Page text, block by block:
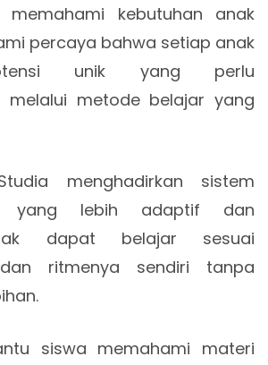
memahami kebutuhan anak
percaya bahwa setiap anak
unik yang perlu
melalui metode belajar yang
menghadirkan sistem
yang lebih adaptif dan
dapat belajar sesuai
ritmenya sendiri tanpa
siswa memahami materi